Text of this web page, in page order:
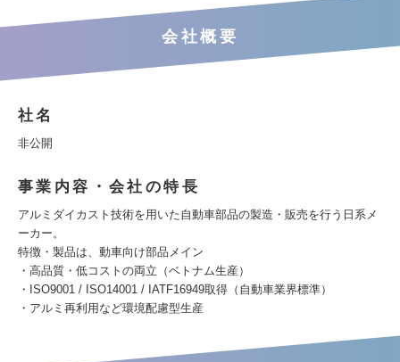
会社概要
社名
非公開
事業内容・会社の特長
アルミダイカスト技術を用いた自動車部品の製造・販売を行う日系メ
ーカー。
特徴・製品は、動車向け部品メイン
・高品質・低コストの両立（ベトナム生産）
・ISO9001 / ISO14001 / IATF16949取得（自動車業界標準）
・アルミ再利用など環境配慮型生産